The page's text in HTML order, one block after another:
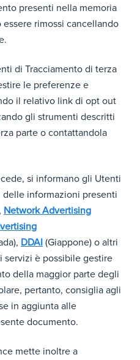
di
di
navi
carli
per
mett
e il
to
presenti nella memoria
rimossi cancellando
di Tracciamento di terza
le preferenze e
il relativo link di opt out
gli strumenti descritti
parte o contattandola
si informano gli Utenti
informazioni presenti
Network Advertising
DDAI (Giappone) o altri
servizi è possibile gestire
della maggior parte degli
pertanto, consiglia agli
in aggiunta alle
documento.
mette inoltre a